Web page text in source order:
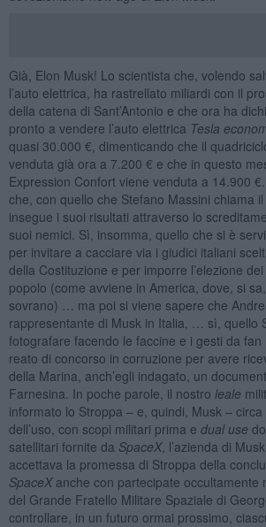
Già, Elon Musk! Lo scientista che, volendo
l’auto elettrica, ha rastrellato miliardi con il
della catena di Sant’Antonio e che ora ha
pronto a vendere l’auto elettrica Tesla
quasi 30.000 €, dimenticando che il
venduta già ora a 7.200 € e che in questo
Expression Confort viene venduta a 14.900
che, con quello che Stefano Massini chiama il
insegue i suoi risultati attraverso lo
suoi nemici. Sì, insomma, quello che si è
per invitare a cacciare via i giudici italiani
della Costituzione e per imporre l’elezione
popolo (come avviene in America, dove, si
sovrano) … ma poi si viene sapere che
rappresentante di Musk in Italia, … sì, quello
fotografare facendo le faccine e i gesti da
reato di concorso in corruzione per avere
della Marina, anch’egli indagato, un
Farnesina. In poche parole, il nostro leale
informato lo Stroppa – e, quindi, Musk –
dell’uso, con scopi militari prima e dual use
satellitari fornite da SpaceX, l’azienda di
accettava la promessa di Stroppa della
SpaceXanche con partecipate occultamente
del Grande Fratello Militare Spaziale di
controllare, in un futuro ormai prossimo,